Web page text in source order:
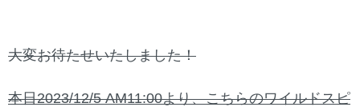
大変お待たせいたしました！
本日2023/12/5 AM11:00より、こちらのワイルドスピ